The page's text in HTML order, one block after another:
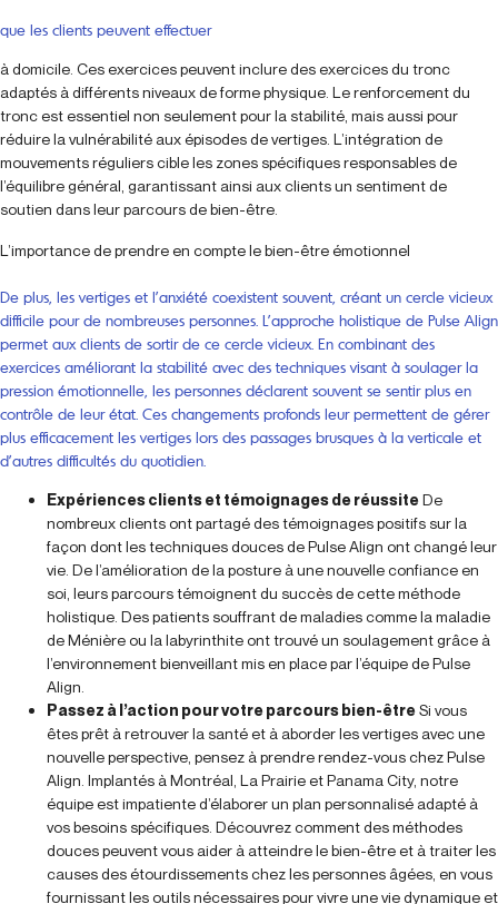
que les clients peuvent effectuer
à domicile. Ces exercices peuvent inclure des exercices du tronc
adaptés à différents niveaux de forme physique. Le renforcement du
tronc est essentiel non seulement pour la stabilité, mais aussi pour
réduire la vulnérabilité aux épisodes de vertiges. L’intégration de
mouvements réguliers cible les zones spécifiques responsables de
l’équilibre général, garantissant ainsi aux clients un sentiment de
soutien dans leur parcours de bien-être.
L’importance de prendre en compte le bien-être émotionnel
De plus, les vertiges et l’anxiété coexistent souvent, créant un cercle vicieux
difficile pour de nombreuses personnes. L’approche holistique de Pulse Align
permet aux clients de sortir de ce cercle vicieux. En combinant des
exercices améliorant la stabilité avec des techniques visant à soulager la
pression émotionnelle, les personnes déclarent souvent se sentir plus en
contrôle de leur état. Ces changements profonds leur permettent de gérer
plus efficacement les vertiges lors des passages brusques à la verticale et
d’autres difficultés du quotidien.
Expériences clients et témoignages de réussiteDe
nombreux clients ont partagé des témoignages positifs sur la
façon dont les techniques douces de Pulse Align ont changé leur
vie. De l’amélioration de la posture à une nouvelle confiance en
soi, leurs parcours témoignent du succès de cette méthode
holistique. Des patients souffrant de maladies comme la maladie
de Ménière ou la labyrinthite ont trouvé un soulagement grâce à
l’environnement bienveillant mis en place par l’équipe de Pulse
Align.
Passez à l’action pour votre parcours bien-êtreSi vous
êtes prêt à retrouver la santé et à aborder les vertiges avec une
nouvelle perspective, pensez à prendre rendez-vous chez Pulse
Align. Implantés à Montréal, La Prairie et Panama City, notre
équipe est impatiente d’élaborer un plan personnalisé adapté à
vos besoins spécifiques. Découvrez comment des méthodes
douces peuvent vous aider à atteindre le bien-être et à traiter les
causes des étourdissements chez les personnes âgées, en vous
fournissant les outils nécessaires pour vivre une vie dynamique et